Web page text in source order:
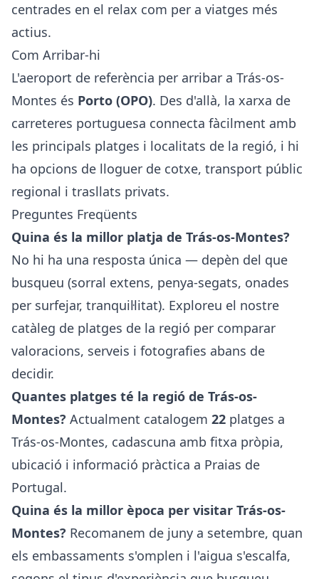
centrades en el relax com per a viatges més
actius.
Com Arribar-hi
L'aeroport de referència per arribar a Trás-os-
Montes és Porto (OPO). Des d'allà, la xarxa de
carreteres portuguesa connecta fàcilment amb
les principals platges i localitats de la regió, i hi
ha opcions de lloguer de cotxe, transport públic
regional i trasllats privats.
Preguntes Freqüents
Quina és la millor platja de Trás-os-Montes?
No hi ha una resposta única — depèn del que
busqueu (sorral extens, penya-segats, onades
per surfejar, tranquil·litat). Exploreu el nostre
catàleg de platges de la regió per comparar
valoracions, serveis i fotografies abans de
decidir.
Quantes platges té la regió de Trás-os-
Montes? Actualment catalogem 22 platges a
Trás-os-Montes, cadascuna amb fitxa pròpia,
ubicació i informació pràctica a Praias de
Portugal.
Quina és la millor època per visitar Trás-os-
Montes? Recomanem de juny a setembre, quan
els embassaments s'omplen i l'aigua s'escalfa,